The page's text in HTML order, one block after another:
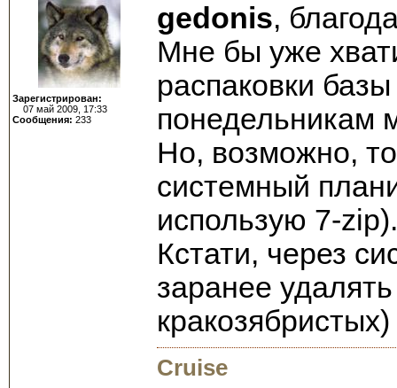
Зарегистрирован:
07 май 2009, 17:33
Сообщения: 233
gedonis,
Мне бы уже
распаковки
понедельникам
Но, возможно,
системный
использую 7-
Кстати, через
заранее
Cruise